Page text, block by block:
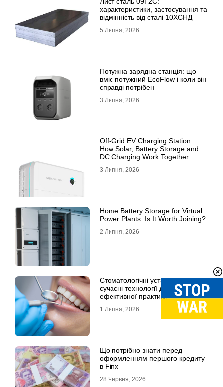
характеристики, застосування та
відмінність від сталі 10ХСНД
5 Липня, 2026
Потужна зарядна станція: що
вміє потужний EcoFlow і коли він
справді потрібен
3 Липня, 2026
Off-Grid EV Charging Station:
How Solar, Battery Storage and
DC Charging Work Together
3 Липня, 2026
Home Battery Storage for Virtual
Power Plants: Is It Worth Joining?
2 Липня, 2026
Стоматологічні установки:
сучасні технології для
ефективної практики
1 Липня, 2026
Що потрібно знати перед
оформленням першого кредиту
в Finx
28 Червня, 2026